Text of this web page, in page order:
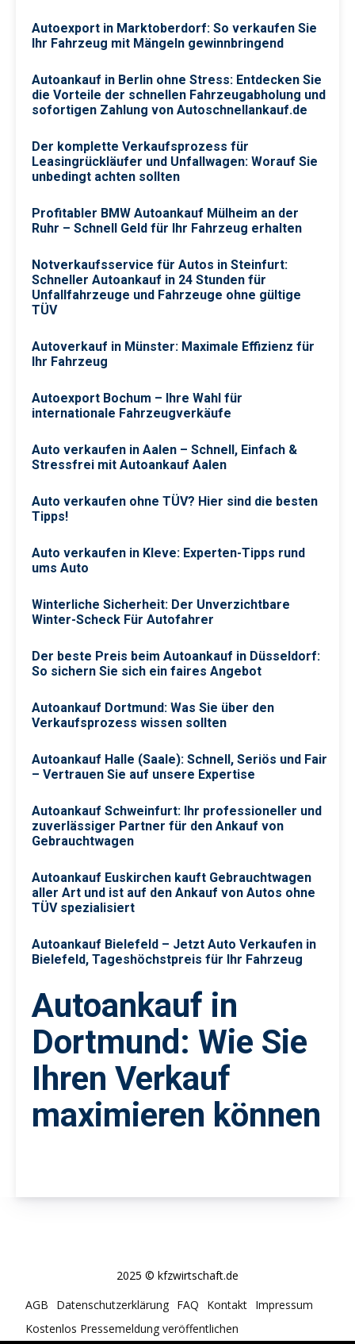
Autoexport in Marktoberdorf: So verkaufen Sie
Ihr Fahrzeug mit Mängeln gewinnbringend
Autoankauf in Berlin ohne Stress: Entdecken Sie
die Vorteile der schnellen Fahrzeugabholung und
sofortigen Zahlung von Autoschnellankauf.de
Der komplette Verkaufsprozess für
Leasingrückläufer und Unfallwagen: Worauf Sie
unbedingt achten sollten
Profitabler BMW Autoankauf Mülheim an der
Ruhr – Schnell Geld für Ihr Fahrzeug erhalten
Notverkaufsservice für Autos in Steinfurt:
Schneller Autoankauf in 24 Stunden für
Unfallfahrzeuge und Fahrzeuge ohne gültige
TÜV
Autoverkauf in Münster: Maximale Effizienz für
Ihr Fahrzeug
Autoexport Bochum – Ihre Wahl für
internationale Fahrzeugverkäufe
Auto verkaufen in Aalen – Schnell, Einfach &
Stressfrei mit Autoankauf Aalen
Auto verkaufen ohne TÜV? Hier sind die besten
Tipps!
Auto verkaufen in Kleve: Experten-Tipps rund
ums Auto
Winterliche Sicherheit: Der Unverzichtbare
Winter-Scheck Für Autofahrer
Der beste Preis beim Autoankauf in Düsseldorf:
So sichern Sie sich ein faires Angebot
Autoankauf Dortmund: Was Sie über den
Verkaufsprozess wissen sollten
Autoankauf Halle (Saale): Schnell, Seriös und Fair
– Vertrauen Sie auf unsere Expertise
Autoankauf Schweinfurt: Ihr professioneller und
zuverlässiger Partner für den Ankauf von
Gebrauchtwagen
Autoankauf Euskirchen kauft Gebrauchtwagen
aller Art und ist auf den Ankauf von Autos ohne
TÜV spezialisiert
Autoankauf Bielefeld – Jetzt Auto Verkaufen in
Bielefeld, Tageshöchstpreis für Ihr Fahrzeug
Autoankauf in
Dortmund: Wie Sie
Ihren Verkauf
maximieren können
2025 © kfzwirtschaft.de
AGB
Datenschutzerklärung FAQ Kontakt Impressum
Kostenlos Pressemeldung veröffentlichen